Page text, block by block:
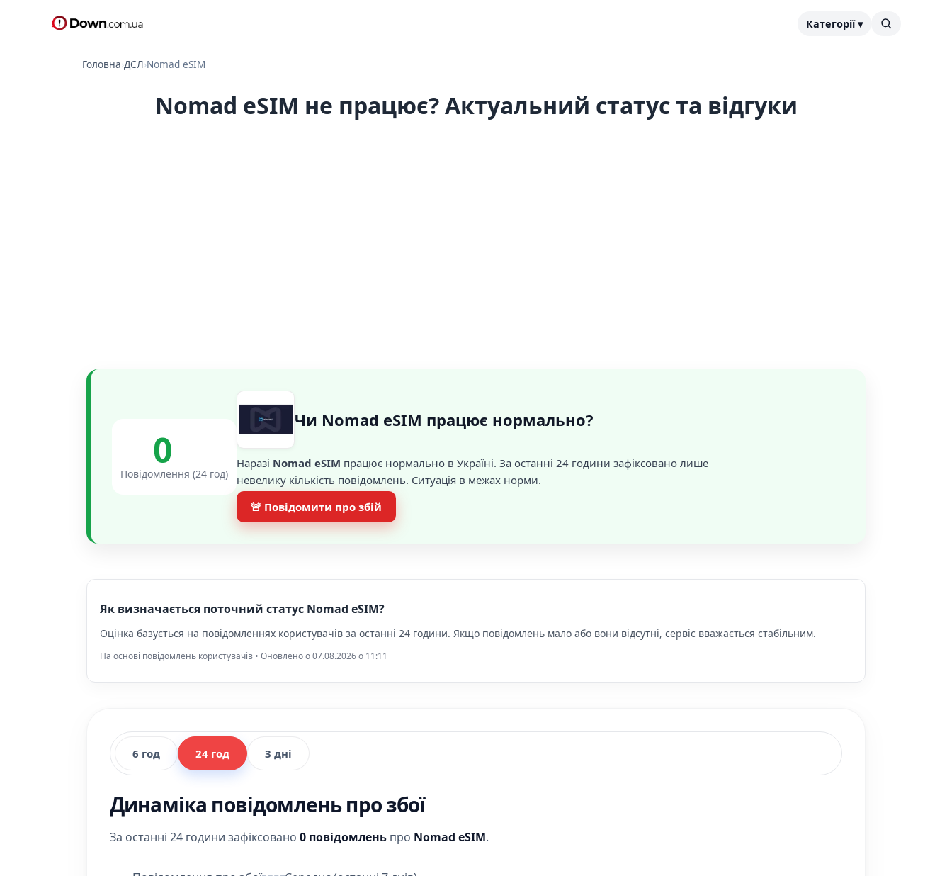
Категорії ▾
Головна›ДСЛ›Nomad eSIM
Nomad eSIM не працює? Актуальний статус та відгуки
0
Повідомлення (24 год)
Чи Nomad eSIM працює нормально?
Наразі Nomad eSIM працює нормально в Україні. За останні 24 години зафіксовано лише
невелику кількість повідомлень. Ситуація в межах норми.
🚨 Повідомити про збій
Як визначається поточний статус Nomad eSIM?
Оцінка базується на повідомленнях користувачів за останні 24 години. Якщо повідомлень мало або вони відсутні, сервіс вважається стабільним.
На основі повідомлень користувачів • Оновлено о 07.08.2026 o 11:11
6 год 24 год 3 дні
Динаміка повідомлень про збої
За останні 24 години зафіксовано 0 повідомлень про Nomad eSIM.